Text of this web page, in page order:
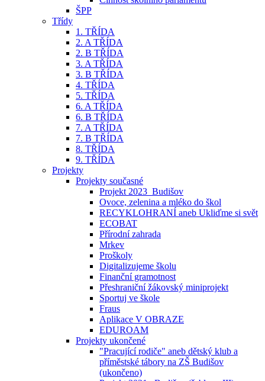
ŠPP
Třídy
1. TŘÍDA
2. A TŘÍDA
2. B TŘÍDA
3. A TŘÍDA
3. B TŘÍDA
4. TŘÍDA
5. TŘÍDA
6. A TŘÍDA
6. B TŘÍDA
7. A TŘÍDA
7. B TŘÍDA
8. TŘÍDA
9. TŘÍDA
Projekty
Projekty současné
Projekt 2023_Budišov
Ovoce, zelenina a mléko do škol
RECYKLOHRANÍ aneb Ukliďme si svět
ECOBAT
Přírodní zahrada
Mrkev
Proškoly
Digitalizujeme školu
Finanční gramotnost
Přeshraniční žákovský miniprojekt
Sportuj ve škole
Fraus
Aplikace V OBRAZE
EDUROAM
Projekty ukončené
"Pracující rodiče" aneb dětský klub a
příměstské tábory na ZŠ Budišov
(ukončeno)